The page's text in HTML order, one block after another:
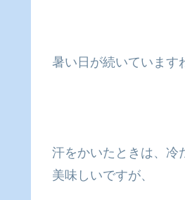
暑い日が続いています
汗をかいたときは、冷
美味しいですが、